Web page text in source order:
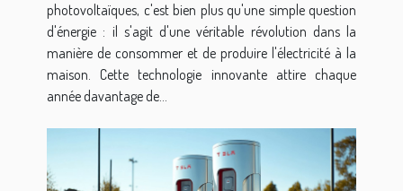
photovoltaïques, c'est bien plus qu'une simple question
d'énergie : il s'agit d'une véritable révolution dans la
manière de consommer et de produire l'électricité à la
maison. Cette technologie innovante attire chaque
année davantage de...